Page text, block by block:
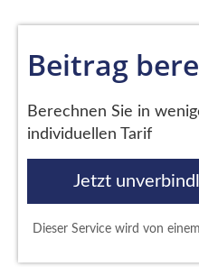
Beitrag
Berechnen Sie in
individuellen Tarif
Jetzt
Dieser Service wird von